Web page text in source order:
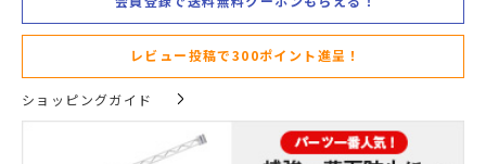
レビュー投稿で300ポイント進呈！
ショッピングガイド